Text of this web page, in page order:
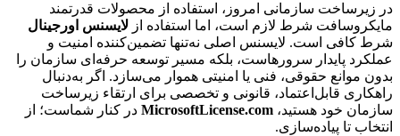
در زیرساخت سازمانی امروز، استفاده از محصولات قدرتمند
مایکروسافت شرط لازم است، اما استفاده از لایسنس اورجینال
شرط کافی است. لایسنس اصلی نه‌تنها تضمین‌کننده امنیت و
عملکرد پایدار سرورهاست، بلکه مسیر توسعه حرفه‌ای سازمان را
بدون موانع حقوقی، فنی یا امنیتی هموار می‌سازد. اگر به‌دنبال
راهکاری قابل‌اعتماد، قانونی و تخصصی برای ارتقاء زیرساخت
سازمان خود هستید، MicrosoftLicense.com در کنار شماست؛ از
انتخاب تا پیاده‌سازی.